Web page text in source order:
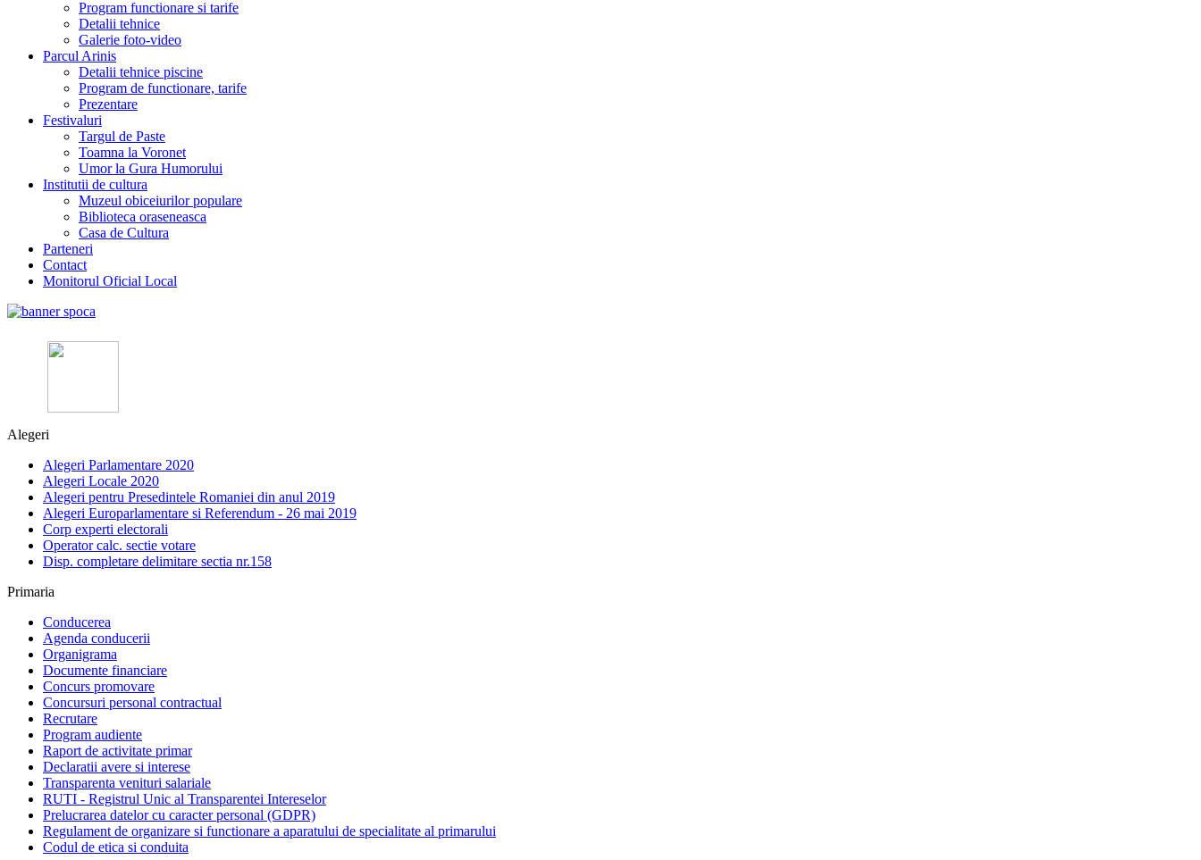
Program functionare si tarife
Detalii tehnice
Galerie foto-video
Parcul Arinis
Detalii tehnice piscine
Program de functionare, tarife
Prezentare
Festivaluri
Targul de Paste
Toamna la Voronet
Umor la Gura Humorului
Institutii de cultura
Muzeul obiceiurilor populare
Biblioteca oraseneasca
Casa de Cultura
Parteneri
Contact
Monitorul Oficial Local
Alegeri
Alegeri Parlamentare 2020
Alegeri Locale 2020
Alegeri pentru Presedintele Romaniei din anul 2019
Alegeri Europarlamentare si Referendum - 26 mai 2019
Corp experti electorali
Operator calc. sectie votare
Disp. completare delimitare sectia nr.158
Primaria
Conducerea
Agenda conducerii
Organigrama
Documente financiare
Concurs promovare
Concursuri personal contractual
Recrutare
Program audiente
Raport de activitate primar
Declaratii avere si interese
Transparenta venituri salariale
RUTI - Registrul Unic al Transparentei Intereselor
Prelucrarea datelor cu caracter personal (GDPR)
Regulament de organizare si functionare a aparatului de specialitate al primarului
Codul de etica si conduita